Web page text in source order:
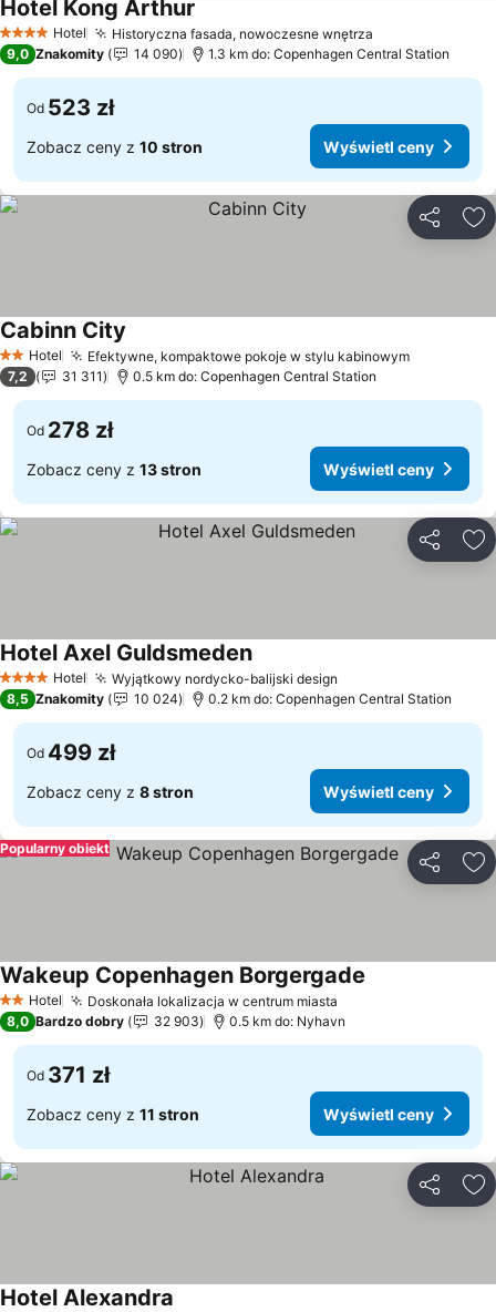
4 KategoriaHotel Historyczna fasada, nowoczesne wnętrza
Hotel Kong Arthur
9,0 Znakomity 14 090 1.3 km do: Copenhagen Central Station
Od 523 zł
Zobacz ceny z 10 stron Wyświetl ceny
2 Kategoria
Hotel Efektywne, kompaktowe pokoje w stylu kabinowym
Cabinn City
7,2 31 311 0.5 km do: Copenhagen Central Station
Od 278 zł
Zobacz ceny z 13 stron Wyświetl ceny
4 KategoriaHotel Wyjątkowy nordycko-balijski design
Hotel Axel Guldsmeden
8,5 Znakomity 10 024 0.2 km do: Copenhagen Central Station
Od 499 zł
Zobacz ceny z 8 stron Wyświetl ceny
Popularny obiekt
2 Kategoria
Hotel Doskonała lokalizacja w centrum miasta
Wakeup Copenhagen Borgergade
8,0 Bardzo dobry 32 903 0.5 km do: Nyhavn
Od 371 zł
Zobacz ceny z 11 stron Wyświetl ceny
Hotel Alexandra